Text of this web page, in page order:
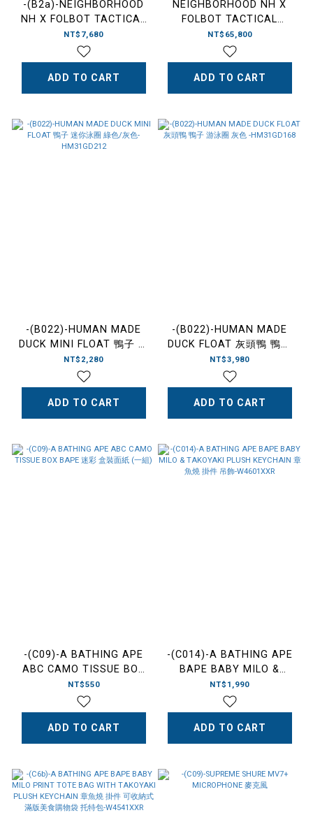
-(B2a)-NEIGHBORHOOD
NH X FOLBOT TACTICAL
FLOATING DEVICE NBHD
SS26 PFD 個人漂浮裝備 救
生衣-2617975N-AC02
NT$7,680
ADD TO CART
NEIGHBORHOOD NH X
FOLBOT TACTICAL
FOLDING SUP NBHD 充氣
式 立式划槳板-2617975N-
AC01
NT$65,800
ADD TO CART
-(B022)-HUMAN MADE
DUCK MINI FLOAT 鴨子 迷
你泳圈 綠色/灰色-
HM31GD212
NT$2,280
ADD TO CART
-(B022)-HUMAN MADE
DUCK FLOAT 灰頭鴨 鴨子
游泳圈 灰色 -HM31GD168
NT$3,980
ADD TO CART
-(C09)-A BATHING APE
ABC CAMO TISSUE BOX
BAPE 迷彩 盒裝面紙 (一組)
NT$550
ADD TO CART
-(C014)-A BATHING APE
BAPE BABY MILO &
TAKOYAKI PLUSH
KEYCHAIN 章魚燒 掛件 吊
飾-W4601XXR
NT$1,990
ADD TO CART